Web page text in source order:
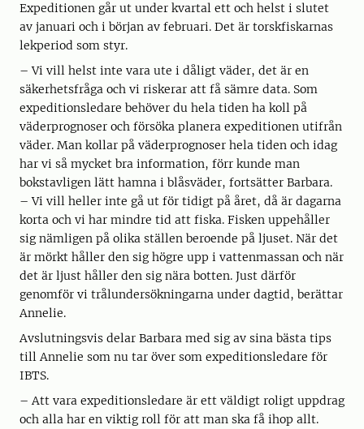
Expeditionen går ut under kvartal ett och helst i slutet
av januari och i början av februari. Det är torskfiskarnas
lekperiod som styr.
– Vi vill helst inte vara ute i dåligt väder, det är en
säkerhetsfråga och vi riskerar att få sämre data. Som
expeditionsledare behöver du hela tiden ha koll på
väderprognoser och försöka planera expeditionen utifrån
väder. Man kollar på väderprognoser hela tiden och idag
har vi så mycket bra information, förr kunde man
bokstavligen lätt hamna i blåsväder, fortsätter Barbara.
– Vi vill heller inte gå ut för tidigt på året, då är dagarna
korta och vi har mindre tid att fiska. Fisken uppehåller
sig nämligen på olika ställen beroende på ljuset. När det
är mörkt håller den sig högre upp i vattenmassan och när
det är ljust håller den sig nära botten. Just därför
genomför vi trålundersökningarna under dagtid, berättar
Annelie.
Avslutningsvis delar Barbara med sig av sina bästa tips
till Annelie som nu tar över som expeditionsledare för
IBTS.
– Att vara expeditionsledare är ett väldigt roligt uppdrag
och alla har en viktig roll för att man ska få ihop allt.